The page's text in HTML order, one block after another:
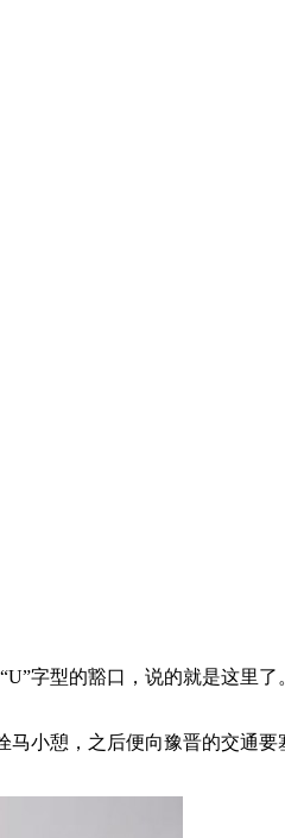
字型的豁口，说的就是这里了
小憩，之后便向豫晋的交通要